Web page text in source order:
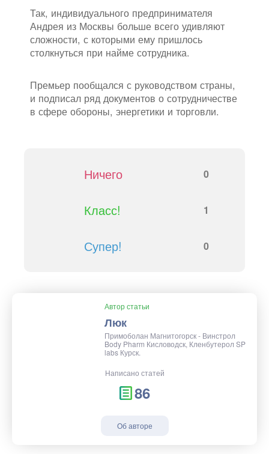
Так, индивидуального предпринимателя
Андрея из Москвы больше всего удивляют
сложности, с которыми ему пришлось
столкнуться при найме сотрудника.
Премьер пообщался с руководством страны,
и подписал ряд документов о сотрудничестве
в сфере обороны, энергетики и торговли.
Ничего 0
Класс! 1
Супер! 0
Автор статьи
Люк
Примоболан Магнитогорск - Винстрол
Body Pharm Кисловодск, Кленбутерол SP
labs Курск.
Написано статей
86
Об авторе